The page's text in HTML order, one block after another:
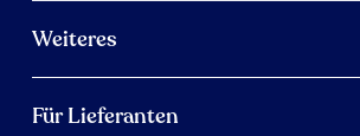
Weiteres
Für Lieferanten